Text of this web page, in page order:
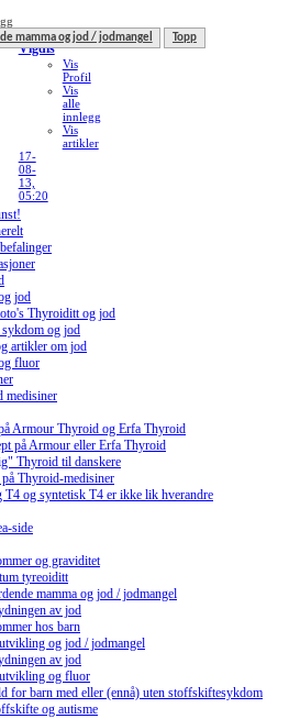
Vigdis
Vis
Profil
Vis
alle
innlegg
Vis
artikler
17-
08-
13,
05:20
mamma og jod / jodmangel Topp
jod
Thyroiditt og jod
sykdom og jod
artikler om jod
fluor
medisiner
Armour Thyroid og Erfa Thyroid
på Armour eller Erfa Thyroid
Thyroid til danskere
Thyroid-medisiner
T4 og syntetisk T4 er ikke lik hverandre
side
og graviditet
tyreoiditt
mamma og jod / jodmangel
av jod
hos barn
og jod / jodmangel
av jod
og fluor
for barn med eller (ennå) uten stoffskiftesykdom
og autisme